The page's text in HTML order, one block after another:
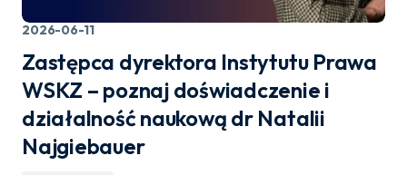
2026-06-11
Zastępca dyrektora Instytutu Prawa
WSKZ – poznaj doświadczenie i
działalność naukową dr Natalii
Najgiebauer